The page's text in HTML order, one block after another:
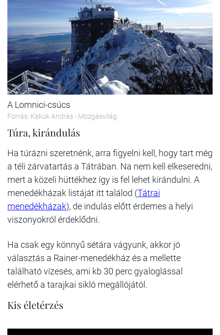
A Lomnici-csúcs
Forrás: Kakuk András - Mozgásvilág
Túra, kirándulás
Ha túrázni szeretnénk, arra figyelni kell, hogy tart még
a téli zárvatartás a Tátrában. Na nem kell elkeseredni,
mert a közeli hüttékhez így is fel lehet kirándulni. A
menedékházak listáját itt találod (Tátrai
menedékházak), de indulás előtt érdemes a helyi
viszonyokról érdeklődni.
Ha csak egy könnyű sétára vágyunk, akkor jó
választás a Rainer-menedékház és a mellette
található vízesés, ami kb 30 perc gyaloglással
elérhető a tarajkai sikló megállójától.
Kis életérzés